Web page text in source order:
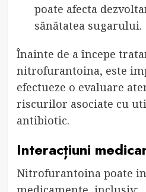
poate afecta
sănătatea sugarului.
Înainte de a începe
nitrofurantoina, este
efectueze o evaluare
riscurilor asociate cu
antibiotic.
Interacțiuni
Nitrofurantoina poate